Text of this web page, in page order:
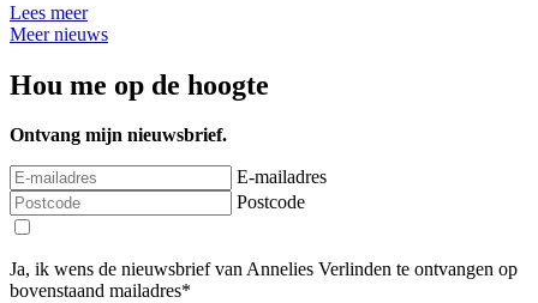
Lees meer
Meer nieuws
Hou me op de hoogte
Ontvang mijn nieuwsbrief.
E-mailadres
Postcode
Ja, ik wens de nieuwsbrief van Annelies Verlinden te ontvangen op
bovenstaand mailadres*